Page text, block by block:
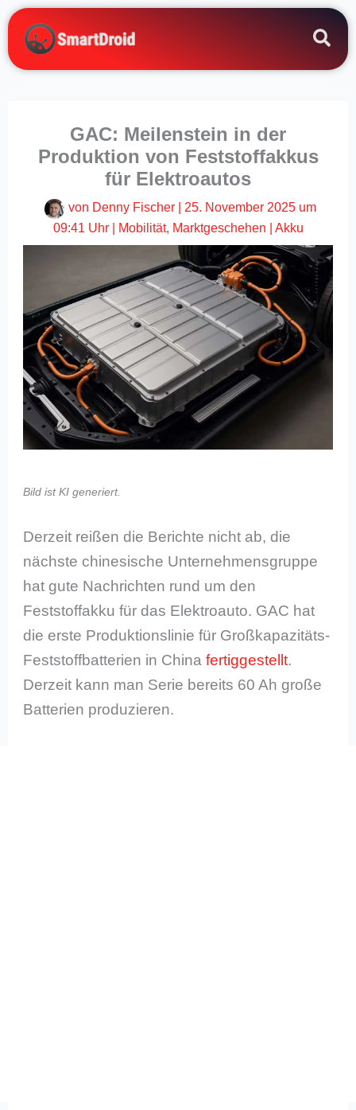
Zum
Inhalt
springen
GAC: Meilenstein in der
Produktion von Feststoffakkus
für Elektroautos
von Denny Fischer
25. November 2025 um
09:41 Uhr| Mobilität, Marktgeschehen Akku
Bild ist KI generiert.
Derzeit reißen die Berichte nicht ab, die
nächste chinesische Unternehmensgruppe
hat gute Nachrichten rund um den
Feststoffakku für das Elektroauto. GAC hat
die erste Produktionslinie für Großkapazitäts-
Feststoffbatterien in Chinafertiggestellt.
Derzeit kann man Serie bereits 60 Ah große
Batterien produzieren.